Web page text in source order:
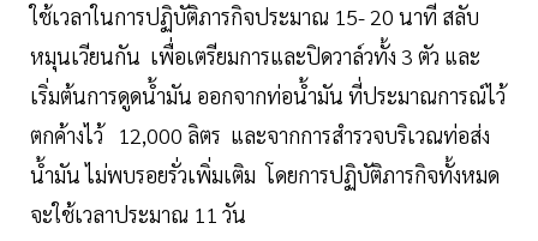
ใช้เวลาในการปฏิบัติภารกิจประมาณ 15- 20 นาที สลับ
หมุนเวียนกัน เพื่อเตรียมการและปิดวาล์วทั้ง 3 ตัว และ
เริ่มต้นการดูดน้ำมัน ออกจากท่อน้ำมัน ที่ประมาณการณ์ไว้
ตกค้างไว้ 12,000 ลิตร และจากการสำรวจบริเวณท่อส่ง
น้ำมัน ไม่พบรอยรั่วเพิ่มเติม โดยการปฏิบัติภารกิจทั้งหมด
จะใช้เวลาประมาณ 11 วัน